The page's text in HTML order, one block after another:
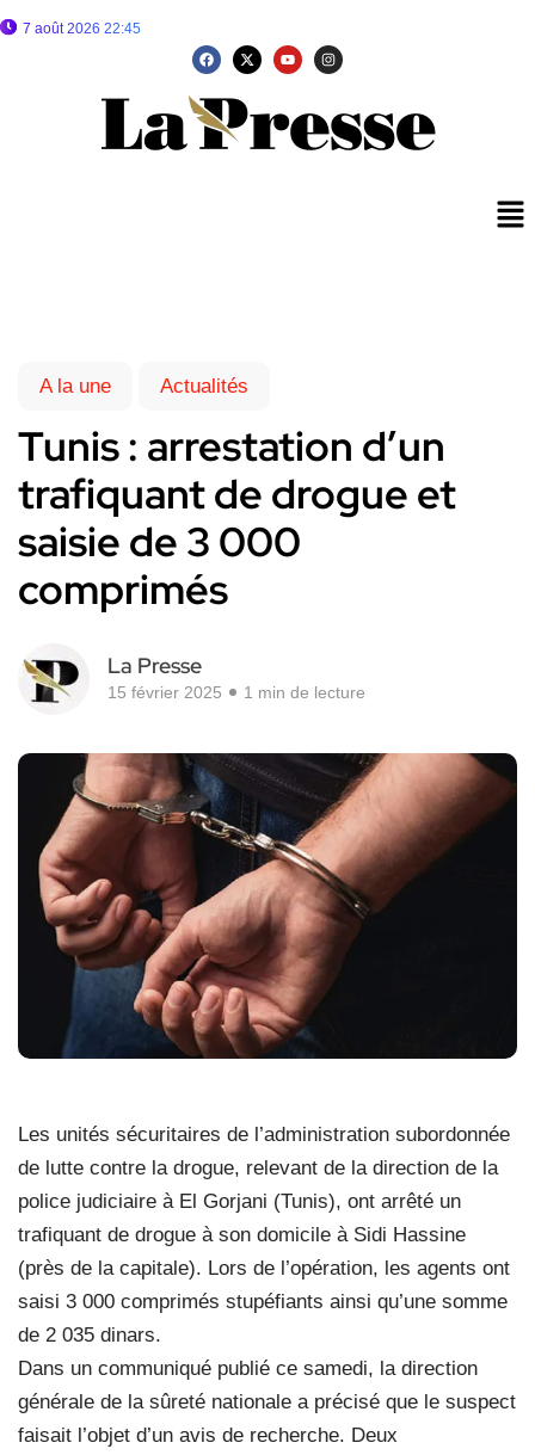
7 août 2026 22:45
A la une Actualités
Tunis : arrestation d’un
trafiquant de drogue et
saisie de 3 000
comprimés
La Presse
15 février 2025 1 min de lecture
Les unités sécuritaires de l’administration subordonnée
de lutte contre la drogue, relevant de la direction de la
police judiciaire à El Gorjani (Tunis), ont arrêté un
trafiquant de drogue à son domicile à Sidi Hassine
(près de la capitale). Lors de l’opération, les agents ont
saisi 3 000 comprimés stupéfiants ainsi qu’une somme
de 2 035 dinars.
Dans un communiqué publié ce samedi, la direction
générale de la sûreté nationale a précisé que le suspect
faisait l’objet d’un avis de recherche. Deux